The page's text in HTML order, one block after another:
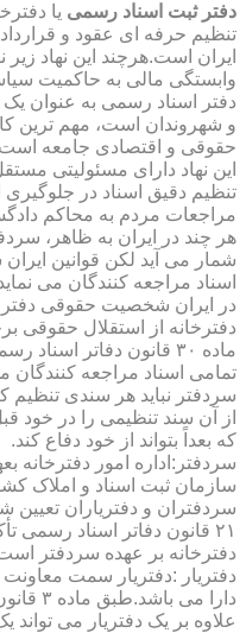
دفتر ثبت اسناد رسمی یا
تنظیم حرفه ای عقود و
ایران است.هرچند این نهاد
وابستگی مالی به حاکمیت
دفتر اسناد رسمی به عنوان
و شهروندان است، مهم ترین
حقوقی و اقتصادی جامعه
این نهاد دارای مسئولیتی
تنظیم دقیق اسناد در
مراجعات مردم به محاکم
هر چند در ایران به ظاهر،
شمار می آید لکن قوانین
اسناد مراجعه کنندگان می
در ایران شخصیت حقوقی
دفترخانه از استقلال حقوقی
ماده ۳۰ قانون دفاتر
تمامی اسناد مراجعه
سردفتر نباید هر سندی تنظیم
از آن سند تنظیمی را در خود
که بعداً بتواند از خود دفاع کند.
سردفتر:اداره امور دفترخانه
سازمان ثبت اسناد و املاک
سردفتران و دفتریاران
۲۱ قانون دفاتر اسناد
دفترخانه بر عهده سردفتر
دفتریار :دفتریار سمت معاونت
دارا
علاوه بر یک دفتریار می تواند